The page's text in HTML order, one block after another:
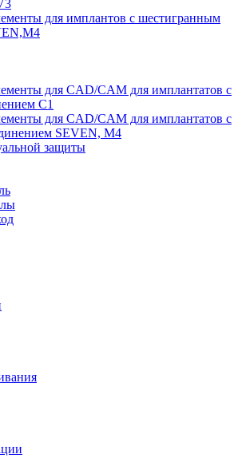
для имплантов с шестигранным
для CAD/CAM для имплантатов с
С1
для CAD/CAM для имплантатов с
SEVEN, М4
защиты